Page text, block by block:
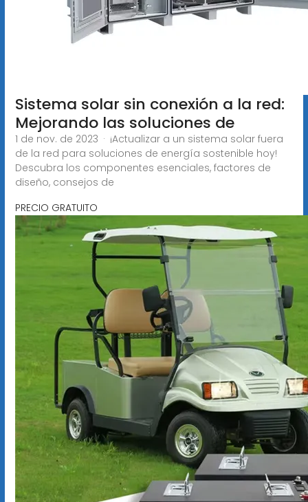
Sistema solar sin conexión a la red:
Mejorando las soluciones de
1 de nov. de 2023 · ¡Actualizar a un sistema solar fuera
de la red para soluciones de energía sostenible hoy!
Descubra los componentes esenciales, factores de
diseño, consejos de
PRECIO GRATUITO